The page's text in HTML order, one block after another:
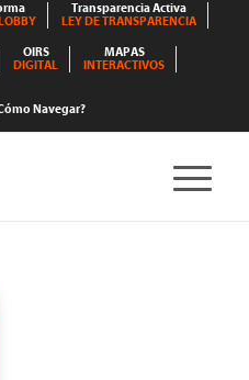
Transparencia Activa
LEY DE TRANSPARENCIA
OIRS
DIGITAL
MAPAS
INTERACTIVOS
Navegar?